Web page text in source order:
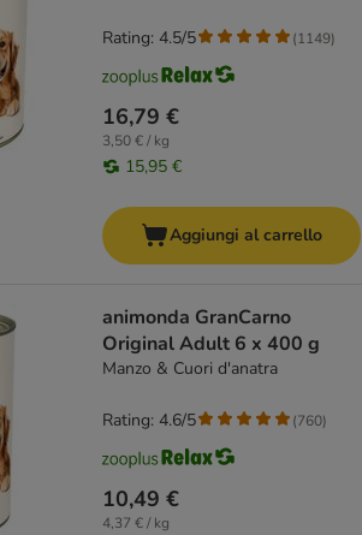
16,79 €
3,50 € / kg
15,95 €
Rating: 4.5/5 (1149)
Aggiungi al carrello
animonda GranCarno
Original Adult 6 x 400 g
Manzo & Cuori d'anatra
10,49 €
4,37 € / kg
Rating: 4.6/5 (760)